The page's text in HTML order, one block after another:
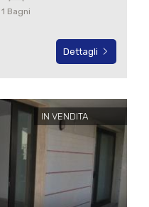
1 Bagni
Dettagli
IN VENDITA